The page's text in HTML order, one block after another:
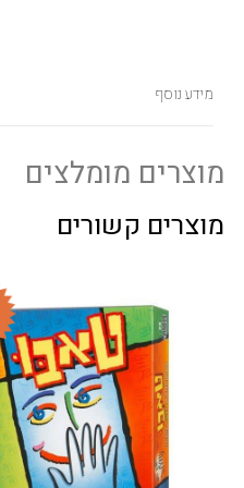
מידע נוסף
מוצרים מומלצים
מוצרים קשורים